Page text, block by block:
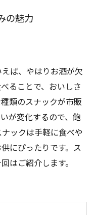
の魅力
ば、やはりお酒が欠
ることで、おいしさ
類のスナックが市販
が変化するので、飽
ックは手軽に食べや
にぴったりです。ス
はご紹介します。